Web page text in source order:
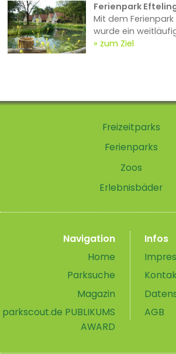
Ferienpark
Mit dem Ferienpark
wurde ein
zum Ziel
Freizeitparks
Ferienparks
Zoos
Erlebnisbäder
Navigation
Home
Parksuche
Magazin
parkscout.de PUBLIKUMS
AWARD
Infos
AGB